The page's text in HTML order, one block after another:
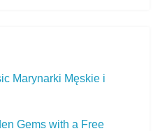
Marynarki Męskie i
Gems with a Free